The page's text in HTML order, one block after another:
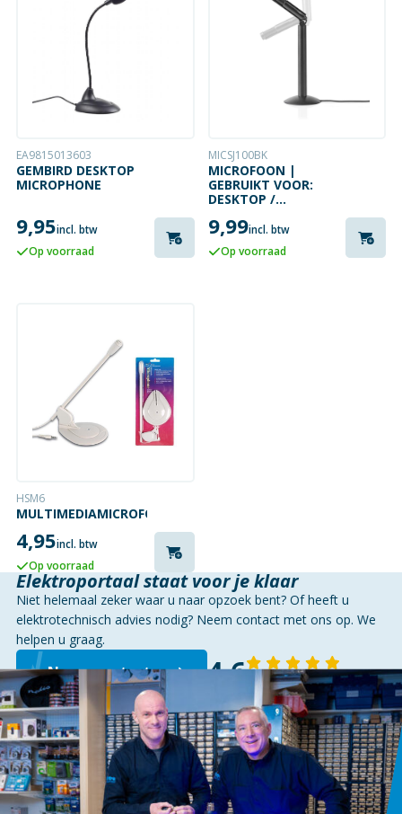
EA9815013603
GEMBIRD DESKTOP
MICROPHONE
9,95incl. btw
Op voorraad
MICSJ100BK
MICROFOON |
GEBRUIKT VOOR:
DESKTOP /
SMARTPHONE /
TABLET | BEDRAAD
| 1X 3,5 MM
9,99incl. btw
Op voorraad
HSM6
MULTIMEDIAMICROFOON
4,95incl. btw
Op voorraad
Elektroportaal staat voor je klaar
Niet helemaal zeker waar u naar opzoek bent? Of heeft u
elektrotechnisch advies nodig? Neem contact met ons op. We
helpen u graag.
Neem contact op 4,6 143 reviews